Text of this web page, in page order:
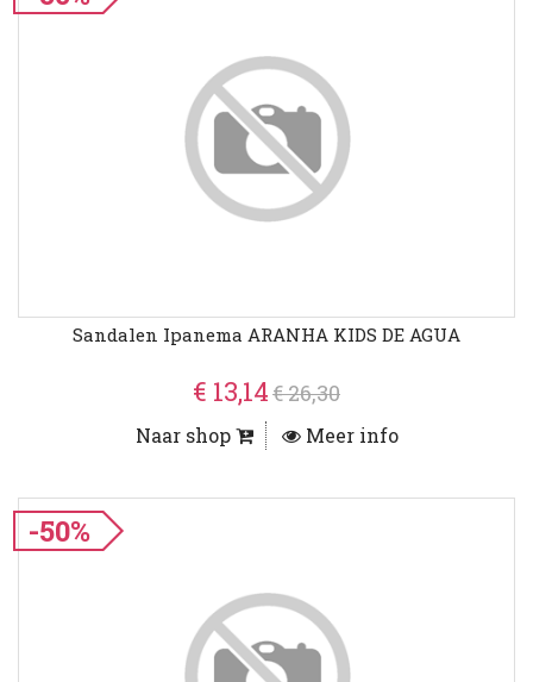
Sandalen Ipanema ARANHA KIDS DE AGUA
€ 13,14€ 26,30
Naar shop Meer info
-50%